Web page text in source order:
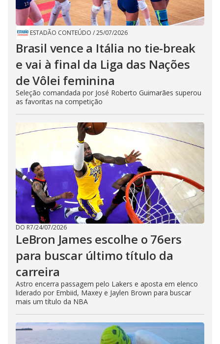
ESTADÃO CONTEÚDO /25/07/2026
Brasil vence a Itália no tie-break
e vai à final da Liga das Nações
de Vôlei feminina
Seleção comandada por José Roberto Guimarães superou
as favoritas na competição
DO R7/24/07/2026
LeBron James escolhe o 76ers
para buscar último título da
carreira
Astro encerra passagem pelo Lakers e aposta em elenco
liderado por Embiid, Maxey e Jaylen Brown para buscar
mais um título da NBA